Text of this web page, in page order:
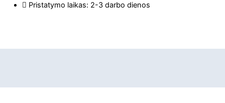
Pristatymo laikas: 2-3 darbo dienos